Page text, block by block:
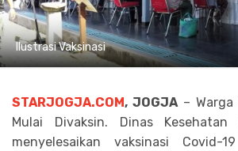
Ilustrasi Vaksinasi
STARJOGJA.COM, JOGJA– Warga
Mulai Divaksin. Dinas Kesehatan
menyelesaikan vaksinasi Covid-